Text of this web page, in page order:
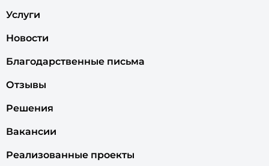
Услуги
Новости
Благодарственные письма
Отзывы
Решения
Вакансии
Реализованные проекты